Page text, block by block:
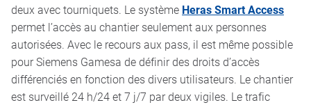
deux avec tourniquets. Le système Heras Smart Access
permet l’accès au chantier seulement aux personnes
autorisées. Avec le recours aux pass, il est même possible
pour Siemens Gamesa de définir des droits d’accès
différenciés en fonction des divers utilisateurs. Le chantier
est surveillé 24 h/24 et 7 j/7 par deux vigiles. Le trafic